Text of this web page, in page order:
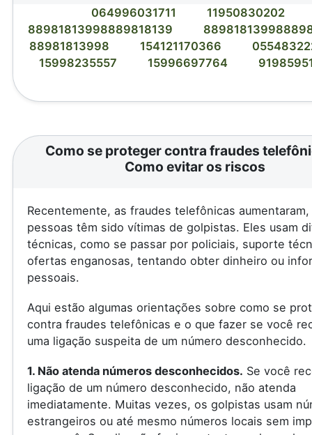
064996031711
11950830202
88981813998889818139
88981813998
154121170366
15998235557
15996697764
Como se proteger contra fraudes
Como evitar os riscos
Recentemente, as fraudes telefônicas
pessoas têm sido vítimas de golpistas. Eles usam
técnicas, como se passar por policiais, suporte
ofertas enganosas, tentando obter dinheiro ou
pessoais.
Aqui estão algumas orientações sobre como se
contra fraudes telefônicas e o que fazer se você
uma ligação suspeita de um número desconhecido.
1. Não atenda números desconhecidos. Se você
ligação de um número desconhecido, não atenda
imediatamente. Muitas vezes, os golpistas usam
estrangeiros ou até mesmo números locais sem